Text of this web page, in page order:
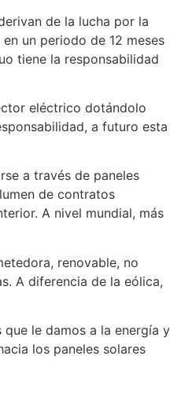
de la lucha por la
un periodo de 12 meses
tiene la responsabilidad
eléctrico dotándolo
a futuro esta
a través de paneles
de contratos
A nivel mundial, más
renovable, no
A diferencia de la eólica,
le damos a la energía y
los paneles solares